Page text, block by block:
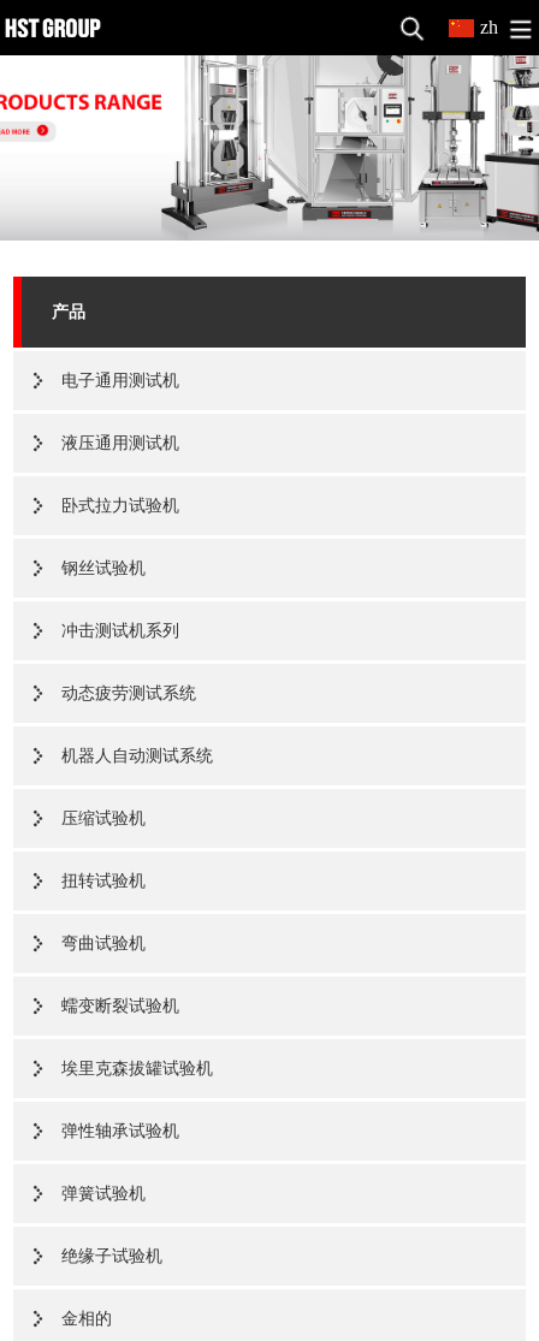
zh
产品
电子通用测试机
液压通用测试机
卧式拉力试验机
钢丝试验机
冲击测试机系列
动态疲劳测试系统
机器人自动测试系统
压缩试验机
扭转试验机
弯曲试验机
蠕变断裂试验机
埃里克森拔罐试验机
弹性轴承试验机
弹簧试验机
绝缘子试验机
金相的